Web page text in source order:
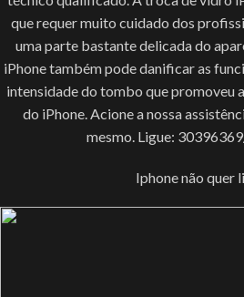
que requer muito cuidado dos
uma parte bastante delicada do
iPhone também pode danificar as
intensidade do tombo que promoveu
do iPhone. Acione a nossa
mesmo. Ligue:
Iphone não quer